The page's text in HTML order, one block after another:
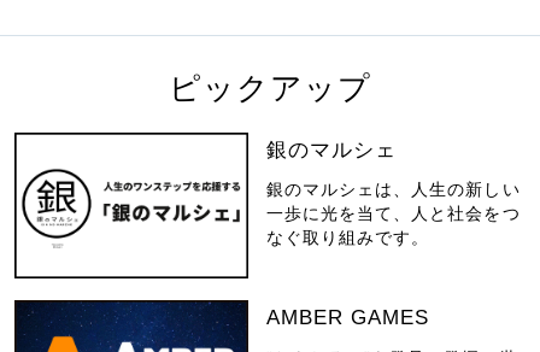
ピックアップ
銀のマルシェ
銀のマルシェは、人生の新しい
一歩に光を当て、人と社会をつ
なぐ取り組みです。
AMBER GAMES